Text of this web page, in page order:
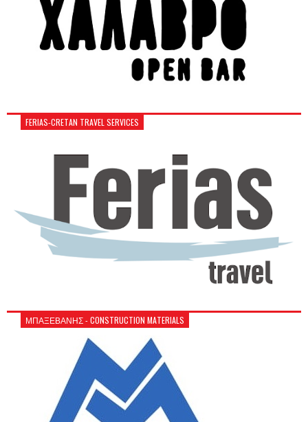
FERIAS-CRETAN TRAVEL SERVICES
ΜΠΑΞΕΒΑΝΗΣ - CONSTRUCTION MATERIALS